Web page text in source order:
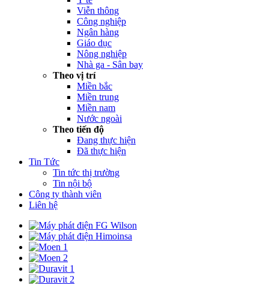
Viễn thông
Công nghiệp
Ngân hàng
Giáo dục
Nông nghiệp
Nhà ga - Sân bay
Theo vị trí
Miền bắc
Miền trung
Miền nam
Nước ngoài
Theo tiến độ
Đang thực hiện
Đã thực hiện
Tin Tức
Tin tức thị trường
Tin nội bộ
Công ty thành viên
Liên hệ